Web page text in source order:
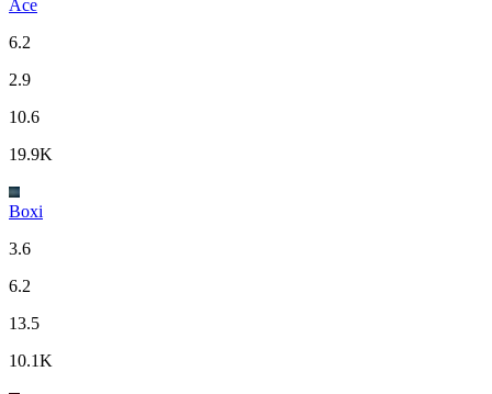
Ace
6.2
2.9
10.6
19.9K
Boxi
3.6
6.2
13.5
10.1K